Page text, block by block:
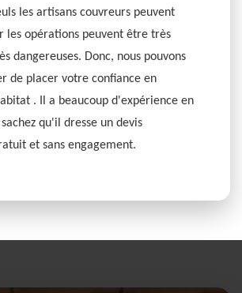
les artisans couvreurs peuvent
les opérations peuvent être très
dangereuses. Donc, nous pouvons
de placer votre confiance en
. Il a beaucoup d'expérience en
qu'il dresse un devis
et sans engagement.